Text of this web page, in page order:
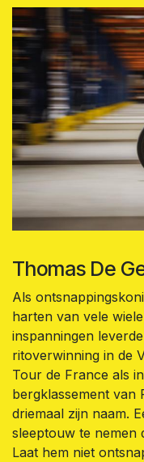
Thomas De
Als
harten van vele
inspanningen
ritoverwinning in de
Tour de France als
bergklassement van
driemaal zijn naam.
sleeptouw te nemen
Laat hem niet